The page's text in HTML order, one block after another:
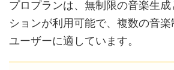
プロプランは、無制限の音楽生
ションが利用可能で、複数の音
ユーザーに適しています。